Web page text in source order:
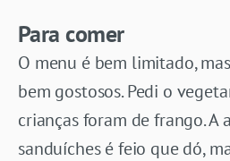
Para comer
O menu é bem limitado,
bem gostosos. Pedi o
crianças foram de frango. A
sanduíches é feio que dó,